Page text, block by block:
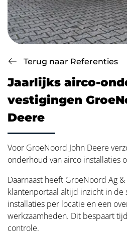
Terug naar Referenties
Jaarlijks airco-
vestigingen
Deere
Voor GroeNoord John Deere
onderhoud van airco installaties
Daarnaast heeft GroeNoord Ag
klantenportaal altijd inzicht in de
installaties per locatie en een
werkzaamheden. Dit bespaart
controle.